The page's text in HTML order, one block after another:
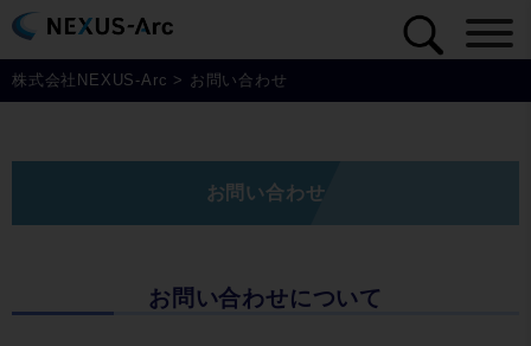
株式会社NEXUS-Arc > お問い合わせ
お問い合わせ
お問い合わせについて